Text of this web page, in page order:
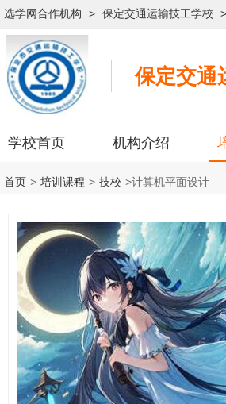
选学网合作机构 > 保定交通运输技工学校 >
保定交通
学校首页 机构介绍
首页 > 培训课程 > 技校 >计算机平面设计